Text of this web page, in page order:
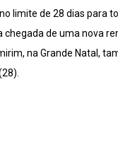
limite de 28 dias para
chegada de uma nova
na Grande Natal,